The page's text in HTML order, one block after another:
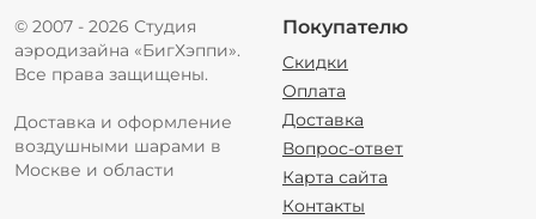
© 2007 - 2026 Студия
аэродизайна «БигХэппи».
Все права защищены.
Доставка и оформление
воздушными шарами в
Москве и области
Покупателю
Скидки
Оплата
Доставка
Вопрос-ответ
Карта сайта
Контакты